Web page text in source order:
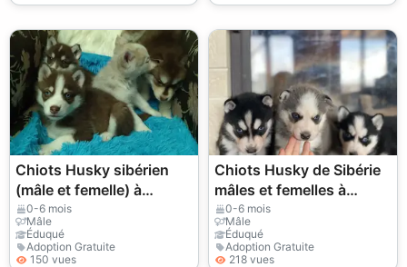
Chiots Husky sibérien
(mâle et femelle) à
donner
0-6 mois
Mâle
Éduqué
Adoption Gratuite
150 vues
Chiots Husky de Sibérie
mâles et femelles à
donner.
0-6 mois
Mâle
Éduqué
Adoption Gratuite
218 vues